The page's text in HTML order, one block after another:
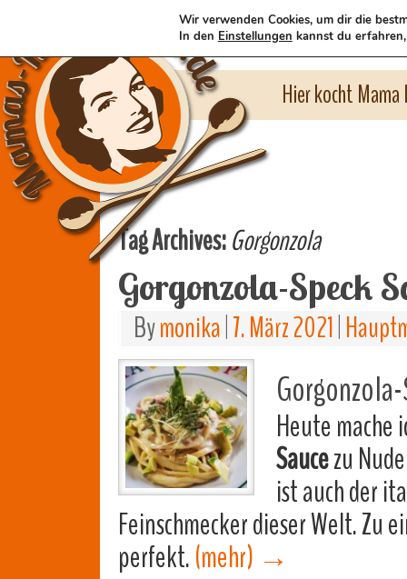
Hier kocht
Tag Archives:Gorgonzola
Gorgonzola-Speck
Bymonika 7. März 2021
Heute
Saucezu
ist auch der
Feinschmecker dieser Welt. Zu
perfekt.(mehr) →
Wir verwenden Cookies, um dir die
In den Einstellungen kannst du